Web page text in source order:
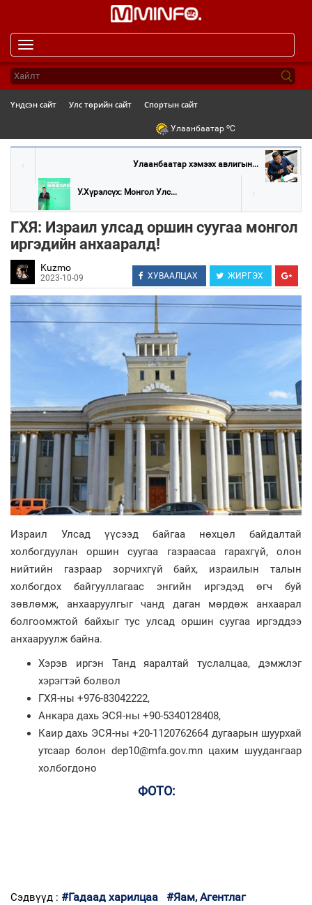
navigation
Үндсэн сайт Улс төрийн сайт Спортын сайт
Улаанбаатар oC
Улаанбаатар хэмээх авлигын...
У.Хүрэлсүх: Монгол Улс...
ГХЯ: Израил улсад оршин суугаа монгол
иргэдийн анхааралд!
Kuzmo
2023-10-09 ХУВААЛЦАХ ЖИРГЭХ
Израил Улсад үүсээд байгаа нөхцөл байдалтай
холбогдуулан оршин суугаа газраасаа гарахгүй, олон
нийтийн газраар зорчихгүй байх, израилын талын
холбогдох байгууллагаас энгийн иргэдэд өгч буй
зөвлөмж, анхааруулгыг чанд даган мөрдөж анхаарал
болгоомжтой байхыг тус улсад оршин суугаа иргэддээ
анхааруулж байна.
Хэрэв иргэн Танд яаралтай туслалцаа, дэмжлэг
хэрэгтэй болвол
ГХЯ-ны +976-83042222,
Анкара дахь ЭСЯ-ны +90-5340128408,
Каир дахь ЭСЯ-ны +20-1120762664 дугаарын шуурхай
утсаар болон dep10@mfa.gov.mn цахим шуудангаар
холбогдоно
ФОТО:
Сэдвүүд : #Гадаад харилцаа #Яам, Агентлаг